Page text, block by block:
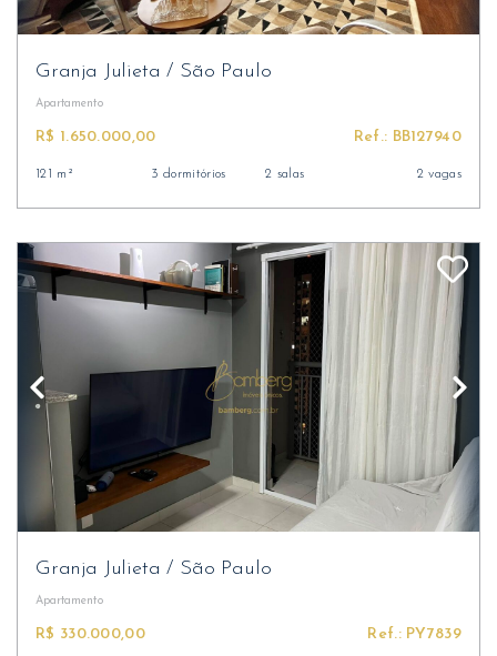
Granja Julieta/ São Paulo
Apartamento
R$ 1.650.000,00 Ref.: BB127940
121 m² 3 dormitórios 2 salas 2 vagas
Granja Julieta/ São Paulo
Apartamento
R$ 330.000,00 Ref.: PY7839